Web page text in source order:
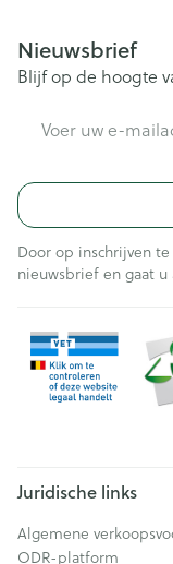
Nieuwsbrief
Blijf op de hoogte
Door op inschrijven
nieuwsbrief en gaat
Juridische links
Algemene
ODR-platform